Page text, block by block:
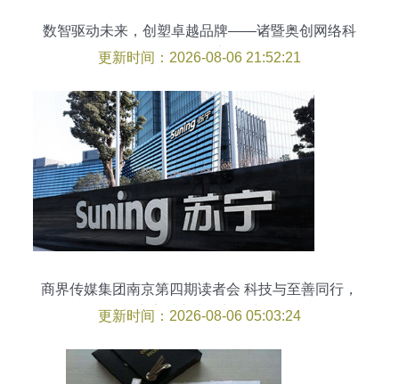
数智驱动未来，创塑卓越品牌——诸暨奥创网络科
技的腾飞密码
更新时间：2026-08-06 21:52:21
商界传媒集团南京第四期读者会 科技与至善同行，
点亮城市生活新篇章
更新时间：2026-08-06 05:03:24